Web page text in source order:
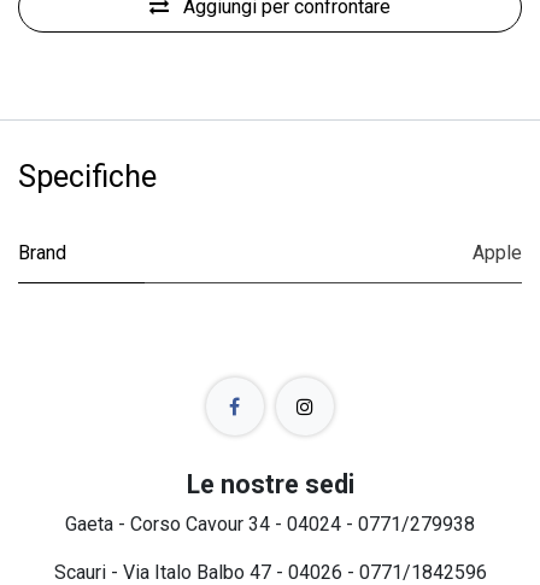
Aggiungi per confrontare
Specifiche
Brand Apple
Le nostre sedi
Gaeta - Corso Cavour 34 - 04024 - 0771/279938
Scauri - Via Italo Balbo 47 - 04026 - 0771/1842596